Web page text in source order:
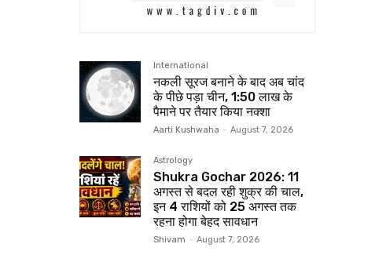
International
नकली सूरज बनाने के बाद अब चांद
के पीछे पड़ा चीन, 1:50 लाख के
पैमाने पर तैयार किया नक्शा
Aarti Kushwaha - August 7, 2026
Astrology
Shukra Gochar 2026: 11
अगस्त से बदल रही शुक्र की चाल,
इन 4 राशियों को 25 अगस्त तक
रहना होगा बेहद सावधान
Shivam - August 7, 2026